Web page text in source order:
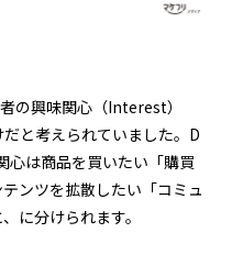
の興味関心（Interest）
と考えられていました。D
心は商品を買いたい「購買
ンツを拡散したい「コミュ
に分けられます。